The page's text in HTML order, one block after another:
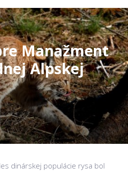
Manažment
Alpskej
dinárskej populácie rysa bol